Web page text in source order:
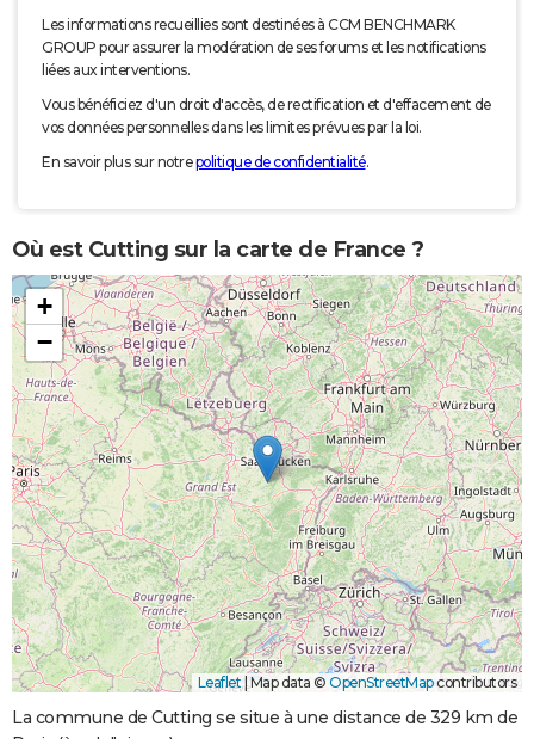
Les informations recueillies sont destinées à CCM BENCHMARK
GROUP pour assurer la modération de ses forums et les notifications
liées aux interventions.
Vous bénéficiez d'un droit d'accès, de rectification et d'effacement de
vos données personnelles dans les limites prévues par la loi.
En savoir plus sur notrepolitique de confidentialité.
Où est Cutting sur la carte de France ?
+
−
Leaflet Map data © OpenStreetMapcontributors
La commune de Cutting se situe à une distance de 329 km de